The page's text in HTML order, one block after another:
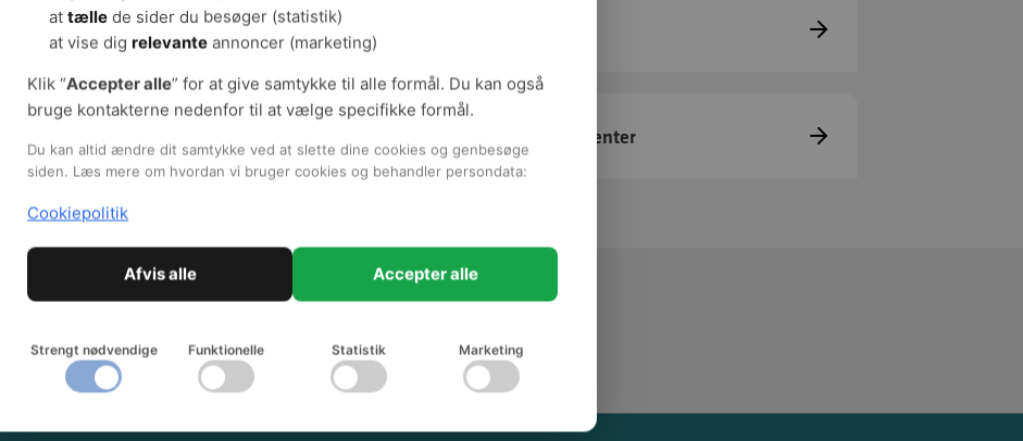
Hudlidelser og hudproblemer i vådt
arbejde
Pleje af kemopatienter
at tælle de sider du besøger (statistik)
at vise dig relevante annoncer (marketing)
Klik “Accepter alle” for at give samtykke til alle formål. Du kan også
bruge kontakterne nedenfor til at vælge specifikke formål.
Du kan altid ændre dit samtykke ved at slette dine cookies og genbesøge
siden. Læs mere om hvordan vi bruger cookies og behandler persondata:
Cookiepolitik
Afvis alle Accepter alle
Strengt nødvendige Funktionelle Statistik Marketing